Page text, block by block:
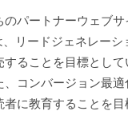
パートナーウェブサ
、リードジェネレーシ
することを目標とし
、コンバージョン最
に教育することを目